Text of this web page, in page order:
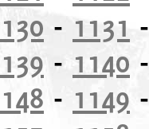
- 1131
- 1140
- 1149